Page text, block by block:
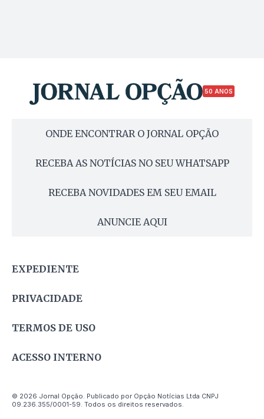
50 ANOS
ONDE ENCONTRAR O JORNAL OPÇÃO
RECEBA AS NOTÍCIAS NO SEU WHATSAPP
RECEBA NOVIDADES EM SEU EMAIL
ANUNCIE AQUI
EXPEDIENTE
PRIVACIDADE
TERMOS DE USO
ACESSO INTERNO
© 2026 Jornal Opção. Publicado por Opção Notícias Ltda CNPJ
09.236.355/0001-59. Todos os direitos reservados.